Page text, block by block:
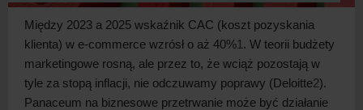
Między 2023 a 2025 wskaźnik CAC (koszt pozyskania
klienta) w e-commerce wzrósł o aż 40%1 . W teorii budżety
marketingowe rosną, ale przez to, że wciąż pozostają w
tyle za stopą inflacji, nie odczuwamy poprawy (Deloitte2).
Panaceum na biznesowe przetrwanie może być działanie